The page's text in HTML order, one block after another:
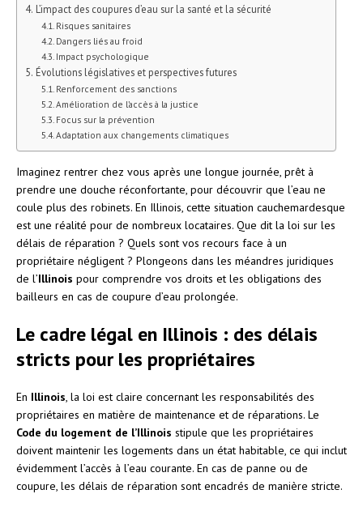
L’impact des coupures d’eau sur la santé et la sécurité
Risques sanitaires
Dangers liés au froid
Impact psychologique
Évolutions législatives et perspectives futures
Renforcement des sanctions
Amélioration de l’accès à la justice
Focus sur la prévention
Adaptation aux changements climatiques
Imaginez rentrer chez vous après une longue journée, prêt à
prendre une douche réconfortante, pour découvrir que l’eau ne
coule plus des robinets. En Illinois, cette situation cauchemardesque
est une réalité pour de nombreux locataires. Que dit la loi sur les
délais de réparation ? Quels sont vos recours face à un
propriétaire négligent ? Plongeons dans les méandres juridiques
de l’Illinois pour comprendre vos droits et les obligations des
bailleurs en cas de coupure d’eau prolongée.
Le cadre légal en Illinois : des délais
stricts pour les propriétaires
En Illinois , la loi est claire concernant les responsabilités des
propriétaires en matière de maintenance et de réparations. Le
Code du logement de l’Illinois stipule que les propriétaires
doivent maintenir les logements dans un état habitable, ce qui inclut
évidemment l’accès à l’eau courante. En cas de panne ou de
coupure, les délais de réparation sont encadrés de manière stricte.